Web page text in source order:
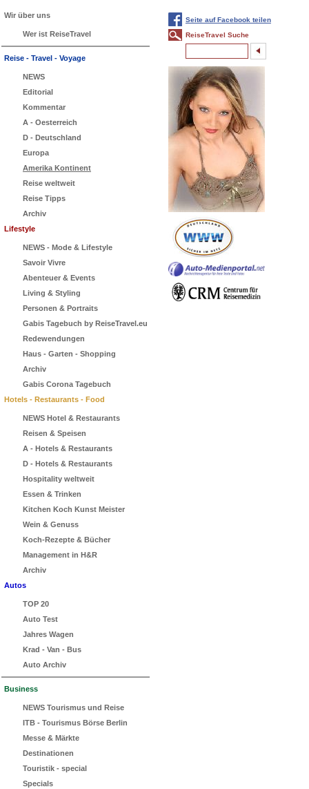
Wir über uns
Wer ist ReiseTravel
Reise - Travel - Voyage
NEWS
Editorial
Kommentar
A - Oesterreich
D - Deutschland
Europa
Amerika Kontinent
Reise weltweit
Reise Tipps
Archiv
Lifestyle
NEWS - Mode & Lifestyle
Savoir Vivre
Abenteuer & Events
Living & Styling
Personen & Portraits
Gabis Tagebuch by ReiseTravel.eu
Redewendungen
Haus - Garten - Shopping
Archiv
Gabis Corona Tagebuch
Hotels - Restaurants - Food
NEWS Hotel & Restaurants
Reisen & Speisen
A - Hotels & Restaurants
D - Hotels & Restaurants
Hospitality weltweit
Essen & Trinken
Kitchen Koch Kunst Meister
Wein & Genuss
Koch-Rezepte & Bücher
Management in H&R
Archiv
Autos
TOP 20
Auto Test
Jahres Wagen
Krad - Van - Bus
Auto Archiv
Business
NEWS Tourismus und Reise
ITB - Tourismus Börse Berlin
Messe & Märkte
Destinationen
Touristik - special
Specials
Seite auf Facebook teilen
ReiseTravel Suche